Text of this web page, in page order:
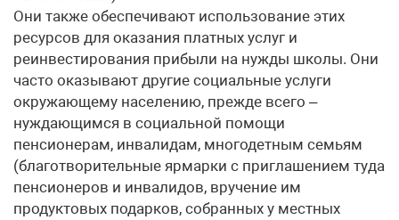
Они также обеспечивают использование этих
ресурсов для оказания платных услуг и
реинвестирования прибыли на нужды школы. Они
часто оказывают другие социальные услуги
окружающему населению, прежде всего –
нуждающимся в социальной помощи
пенсионерам, инвалидам, многодетным семьям
(благотворительные ярмарки с приглашением туда
пенсионеров и инвалидов, вручение им
продуктовых подарков, собранных у местных